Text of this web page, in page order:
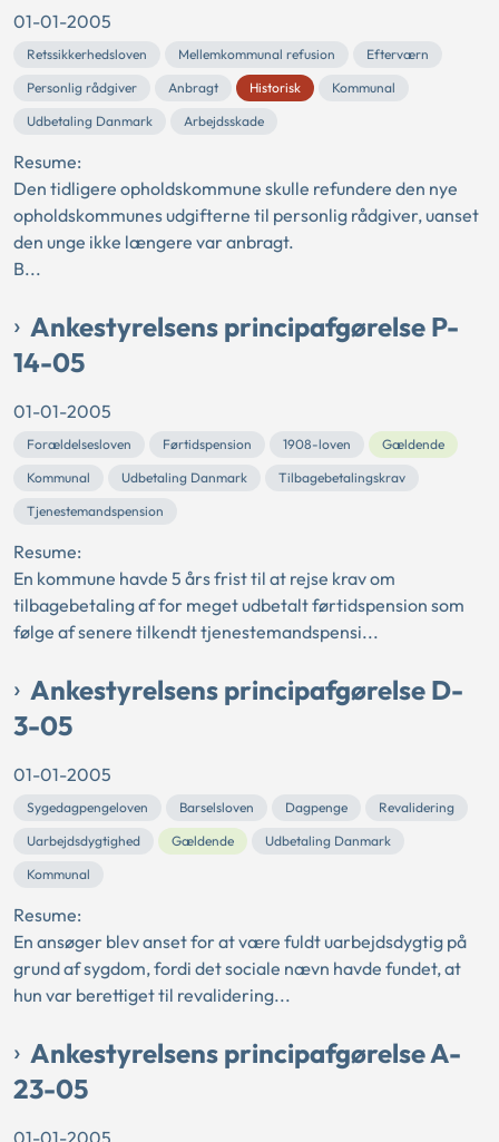
01-01-2005
Retssikkerhedsloven Mellemkommunal refusion
Efterværn
Personlig rådgiver
Anbragt Historisk
Kommunal
Udbetaling Danmark
Arbejdsskade
Resume:
Den tidligere opholdskommune skulle refundere den nye
opholdskommunes udgifterne til personlig rådgiver, uanset
den unge ikke længere var anbragt.
B...
Ankestyrelsens principafgørelse P-
14-05
01-01-2005
Forældelsesloven Førtidspension 1908-loven
Gældende
Kommunal
Udbetaling Danmark
Tilbagebetalingskrav
Tjenestemandspension
Resume:
En kommune havde 5 års frist til at rejse krav om
tilbagebetaling af for meget udbetalt førtidspension som
følge af senere tilkendt tjenestemandspensi...
Ankestyrelsens principafgørelse D-
3-05
01-01-2005
Sygedagpengeloven Barselsloven Dagpenge
Revalidering
Uarbejdsdygtighed
Gældende
Udbetaling Danmark
Kommunal
Resume:
En ansøger blev anset for at være fuldt uarbejdsdygtig på
grund af sygdom, fordi det sociale nævn havde fundet, at
hun var berettiget til revalidering...
Ankestyrelsens principafgørelse A-
23-05